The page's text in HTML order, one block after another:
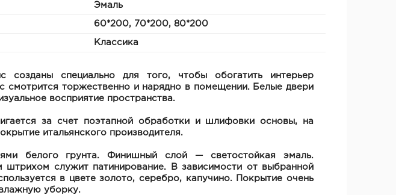
Эмаль
60*200, 70*200, 80*200
Классика
созданы специально для того, чтобы обогатить интерьер
смотрится торжественно и нарядно в помещении. Белые двери
восприятие пространства.
за счет поэтапной обработки и шлифовки основы, на
итальянского производителя.
белого грунта. Финишный слой — светостойкая эмаль.
штрихом служит патинирование. В зависимости от выбранной
в цвете золото, серебро, капучино. Покрытие очень
уборку.